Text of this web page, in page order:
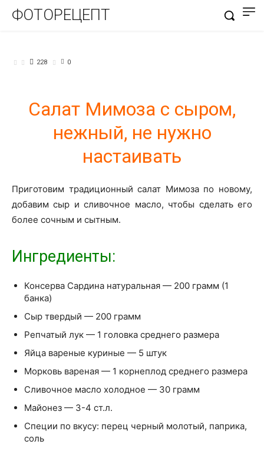
ФОТОРЕЦЕПТ
228 0
Салат Мимоза с сыром,
нежный, не нужно
настаивать
Приготовим традиционный салат Мимоза по новому,
добавим сыр и сливочное масло, чтобы сделать его
более сочным и сытным.
Ингредиенты:
Консерва Сардина натуральная — 200 грамм (1
банка)
Сыр твердый — 200 грамм
Репчатый лук — 1 головка среднего размера
Яйца вареные куриные — 5 штук
Морковь вареная — 1 корнеплод среднего размера
Сливочное масло холодное — 30 грамм
Майонез — 3-4 ст.л.
Специи по вкусу: перец черный молотый, паприка,
соль